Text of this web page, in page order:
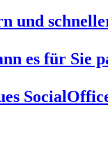
und
es für Sie